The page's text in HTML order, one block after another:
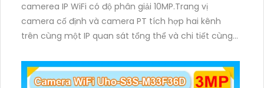
camerea IP WiFi có độ phân giải 10MP.Trang vị
camera cố định và camera PT tích hợp hai kênh
trên cùng một IP quan sát tổng thể và chi tiết cùng
ánh sáng. Kết hợp hồng ngoại và đèn ấm cho hình
ảnh có màu trong nhiều điều kiện khác nhau trong